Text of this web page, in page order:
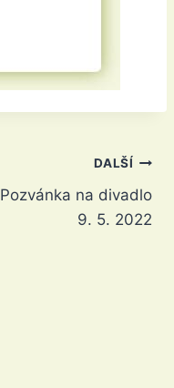
DALŠÍ
Pozvánka na divadlo
9. 5. 2022